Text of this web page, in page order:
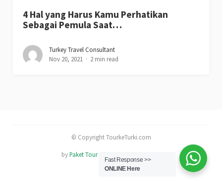
4 Hal yang Harus Kamu Perhatikan
Sebagai Pemula Saat…
Turkey Travel Consultant
Nov 20, 2021
2 min read
© Copyright TourkeTurki.com
byPaket Tour dan Trip ke Turki Murah
Fast Response >>
ONLINE Here